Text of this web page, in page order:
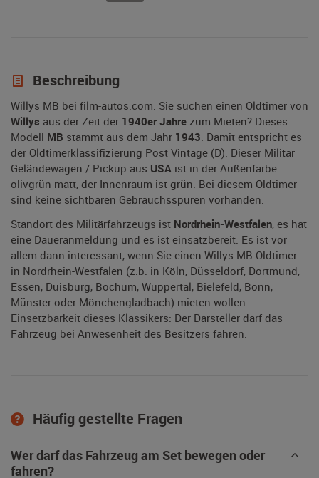
Beschreibung
Willys MB bei film-autos.com: Sie suchen einen Oldtimer von
Willys aus der Zeit der 1940er Jahre zum Mieten? Dieses
Modell MB stammt aus dem Jahr 1943. Damit entspricht es
der Oldtimerklassifizierung Post Vintage (D). Dieser Militär
Geländewagen / Pickup aus USA ist in der Außenfarbe
olivgrün-matt, der Innenraum ist grün. Bei diesem Oldtimer
sind keine sichtbaren Gebrauchsspuren vorhanden.
Standort des Militärfahrzeugs ist Nordrhein-Westfalen, es hat
eine Daueranmeldung und es ist einsatzbereit. Es ist vor
allem dann interessant, wenn Sie einen Willys MB Oldtimer
in Nordrhein-Westfalen (z.b. in Köln, Düsseldorf, Dortmund,
Essen, Duisburg, Bochum, Wuppertal, Bielefeld, Bonn,
Münster oder Mönchengladbach) mieten wollen.
Einsetzbarkeit dieses Klassikers: Der Darsteller darf das
Fahrzeug bei Anwesenheit des Besitzers fahren.
Häufig gestellte Fragen
Wer darf das Fahrzeug am Set bewegen oder
fahren?